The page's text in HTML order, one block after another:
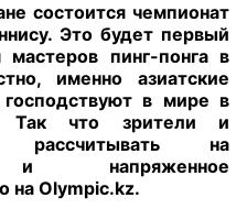
состоится чемпионат
Это будет первый
пинг-понга в
именно азиатские
в мире в
Так что зрители и
рассчитывать на
и напряженное
на Olympic.kz.